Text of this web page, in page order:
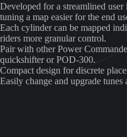
Developed for a streamlined
tuning a map easier for the end
Each cylinder can be mapped
riders more granular control.
Pair with other Power
quickshifter or POD-300.
Compact design for discrete
Easily change and upgrade tunes